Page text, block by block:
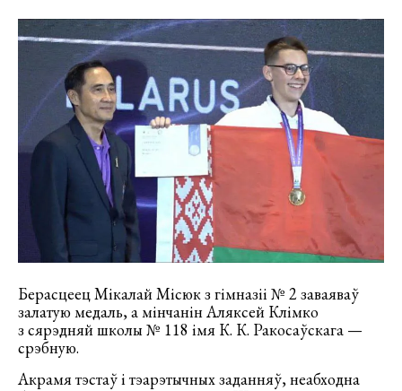
Берасцеец Мікалай Місюк з гімназіі № 2 заваяваў
залатую медаль, а мінчанін Аляксей Клімко
з сярэдняй школы № 118 імя К. К. Ракосаўскага —
срэбную.
Акрамя тэстаў і тэарэтычных заданняў, неабходна